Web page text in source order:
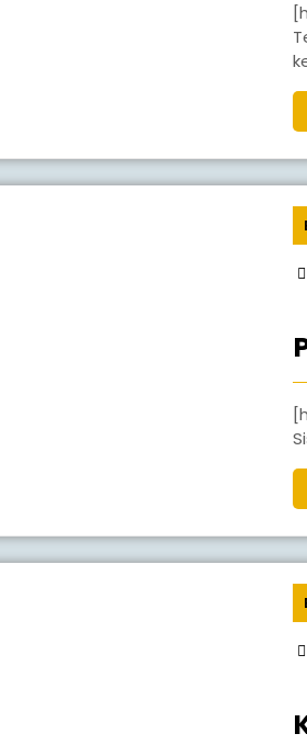
[huge_it_gallery id=”5″]
[huge_it_gallery id=”4″]